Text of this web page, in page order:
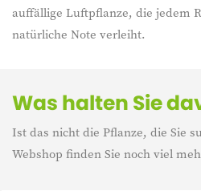
Was halten Sie
Ist das nicht die Pflanze, die Sie
Webshop finden Sie noch viel
auffällige Luftpflanze, die jedem
natürliche Note verleiht.